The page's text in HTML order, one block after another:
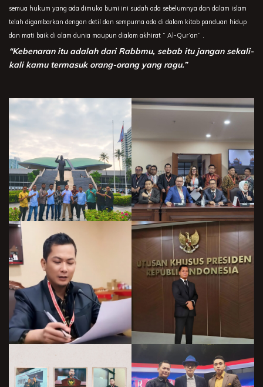
semua hukum yang ada dimuka bumi ini sudah ada sebelumnya dan dalam islam
telah digambarkan dengan detil dan sempurna ada di dalam kitab panduan hidup
dan mati baik di alam dunia maupun dialam akhirat ” Al-Qur’an” .
“Kebenaran itu adalah dari Rabbmu, sebab itu jangan sekali-
kali kamu termasuk orang-orang yang ragu.”